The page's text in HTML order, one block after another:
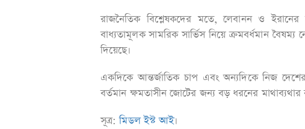
রাজনৈতিক বিশ্লেষকদের মতে, লেবানন ও
বাধ্যতামূলক সামরিক সার্ভিস নিয়ে ক্রমবর্ধমান বৈষম্য
দিয়েছে।
একদিকে আন্তর্জাতিক চাপ এবং অন্যদিকে নিজ
বর্তমান ক্ষমতাসীন জোটের জন্য বড় ধরনের মাথাব্যথার
সূত্র: মিডল ইস্ট আই।